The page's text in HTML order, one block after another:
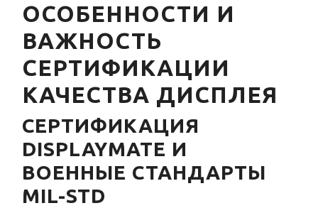
ОСОБЕННОСТИ И
ВАЖНОСТЬ
СЕРТИФИКАЦИИ
КАЧЕСТВА ДИСПЛЕЯ
СЕРТИФИКАЦИЯ
DISPLAYMATE И
ВОЕННЫЕ СТАНДАРТЫ
MIL-STD